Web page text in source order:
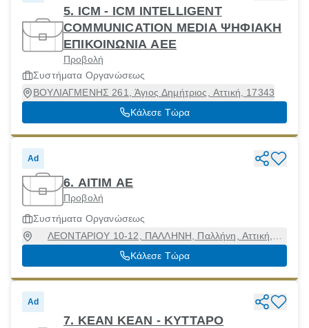
5. ICM - ICM INTELLIGENT
COMMUNICATION MEDIA ΨΗΦΙΑΚΗ
ΕΠΙΚΟΙΝΩΝΙΑ ΑΕΕ
Προβολή
Συστήματα Οργανώσεως
ΒΟΥΛΙΑΓΜΕΝΗΣ 261, Άγιος Δημήτριος, Αττική, 17343
Κάλεσε Τώρα
Ad
6. ΑΙΤΙΜ ΑΕ
Προβολή
Συστήματα Οργανώσεως
ΛΕΟΝΤΑΡΙΟΥ 10-12, ΠΑΛΛΗΝΗ, Παλλήνη, Αττική,
15351
Κάλεσε Τώρα
Ad
7. KEAN ΚΕΑΝ - ΚΥΤΤΑΡΟ